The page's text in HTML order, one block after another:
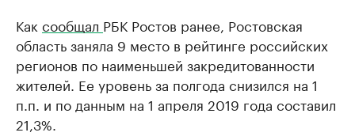
Как сообщал РБК Ростов ранее, Ростовская
область заняла 9 место в рейтинге российских
регионов по наименьшей закредитованности
жителей. Ее уровень за полгода снизился на 1
п.п. и по данным на 1 апреля 2019 года составил
21,3%.